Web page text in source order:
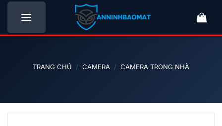
Bỏ
nội
TRANG CHỦ / CAMERA / CAMERA TRONG NHÀ